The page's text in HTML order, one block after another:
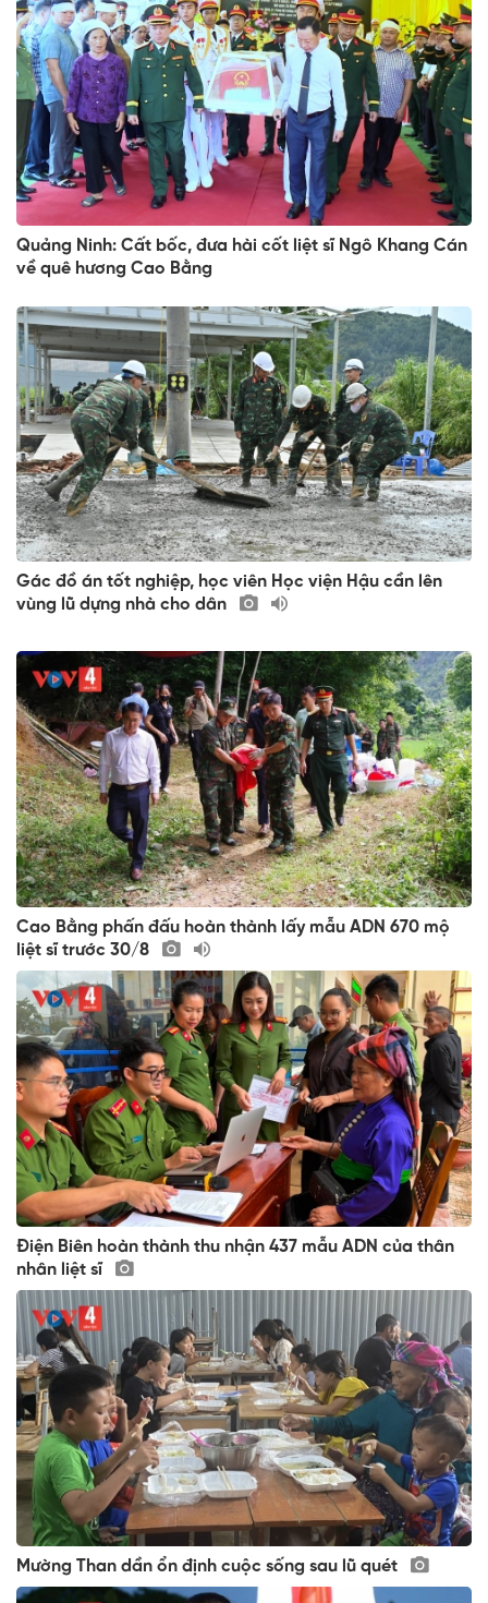
Quảng Ninh: Cất bốc, đưa hài cốt liệt sĩ Ngô Khang Cán
về quê hương Cao Bằng
Gác đồ án tốt nghiệp, học viên Học viện Hậu cần lên
vùng lũ dựng nhà cho dân
Cao Bằng phấn đấu hoàn thành lấy mẫu ADN 670 mộ
liệt sĩ trước 30/8
Điện Biên hoàn thành thu nhận 437 mẫu ADN của thân
nhân liệt sĩ
Mường Than dần ổn định cuộc sống sau lũ quét